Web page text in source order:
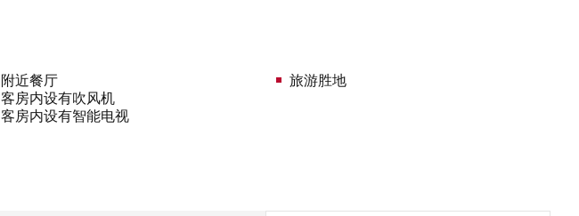
附近餐厅
客房内设有吹风机
客房内设有智能电视
旅游胜地